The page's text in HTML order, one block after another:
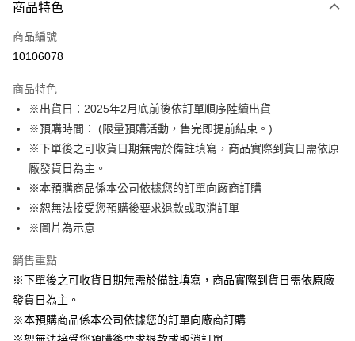
信用卡一次付款
超商取貨付款
Apple Pay
悠遊付
Google Pay
ATM付款
貨到付款
運送方式
全家取貨付款
每筆NT$65，滿NT$1,300(含以上)免運費
付款後全家取貨
商品特色
商品編號
10106078
商品特色
※出貨日：2025年2月底前後依訂單順序陸續出貨
※預購時間： (限量預購活動，售完即提前結束。)
※下單後之可收貨日期無需於備註填寫，商品實際到貨日需依原
廠發貨日為主。
※本預購商品係本公司依據您的訂單向廠商訂購
※恕無法接受您預購後要求退款或取消訂單
※圖片為示意
銷售重點
※下單後之可收貨日期無需於備註填寫，商品實際到貨日需依原廠
發貨日為主。
※本預購商品係本公司依據您的訂單向廠商訂購